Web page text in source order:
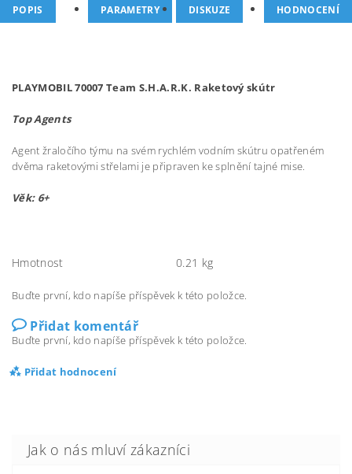
POPIS PARAMETRY DISKUZE HODNOCENÍ
PLAYMOBIL 70007 Team S.H.A.R.K. Raketový skútr
Top Agents
Agent žraločího týmu na svém rychlém vodním skútru opatřeném
dvěma raketovými střelami je připraven ke splnění tajné mise.
Věk: 6+
Hmotnost 0.21 kg
Buďte první, kdo napíše příspěvek k této položce.
Přidat komentář
Buďte první, kdo napíše příspěvek k této položce.
Přidat hodnocení